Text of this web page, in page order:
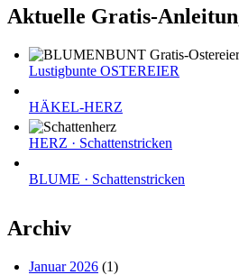
Aktuelle Gratis-
Lustigbunte OSTEREIER
HÄKEL-HERZ
HERZ · Schattenstricken
BLUME · Schattenstricken
Archiv
Januar 2026 (1)